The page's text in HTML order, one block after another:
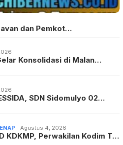
dan Pemkot…
Konsolidasi di Malan…
SDN Sidomulyo 02…
Agustus 4, 2026
KDKMP, Perwakilan Kodim T…